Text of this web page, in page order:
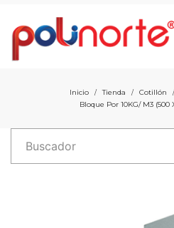
Inicio / Tienda / Cotillón /
Bloque Por 10KG/ M3 (500